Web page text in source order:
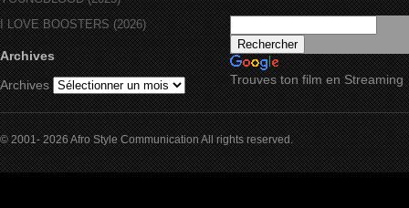
I LOVE BOOSTERS (2026)
Archives
Archives
Trouves ton film en Streaming
© 2001- 2026 Afro Style Communication All rights reserved.